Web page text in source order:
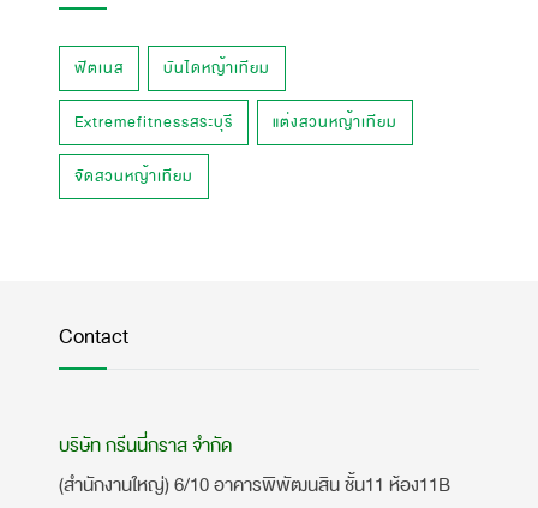
ฟิตเนส บันไดหญ้าเทียม
Extremefitnessสระบุรี แต่งสวนหญ้าเทียม
จัดสวนหญ้าเทียม
Contact
บริษัท กรีนนี่กราส จำกัด
(สำนักงานใหญ่) 6/10 อาคารพิพัฒนสิน ชั้น11 ห้อง11B